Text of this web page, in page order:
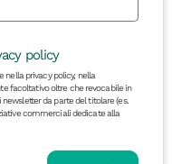
policy
nella privacy policy, nella
facoltativo oltre che revocabile in
da parte del titolare (es.
commerciali dedicate alla